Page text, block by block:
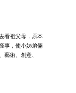
看祖父母，原本
事，使小姊弟倆
藝術、創意、